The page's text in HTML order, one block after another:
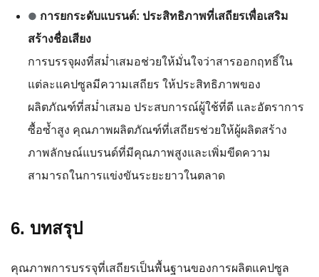
● การยกระดับแบรนด์: ประสิทธิภาพที่เสถียรเพื่อเสริม
สร้างชื่อเสียง
การบรรจุผงที่สม่ำเสมอช่วยให้มั่นใจว่าสารออกฤทธิ์ใน
แต่ละแคปซูลมีความเสถียร ให้ประสิทธิภาพของ
ผลิตภัณฑ์ที่สม่ำเสมอ ประสบการณ์ผู้ใช้ที่ดี และอัตราการ
ซื้อซ้ำสูง คุณภาพผลิตภัณฑ์ที่เสถียรช่วยให้ผู้ผลิตสร้าง
ภาพลักษณ์แบรนด์ที่มีคุณภาพสูงและเพิ่มขีดความ
สามารถในการแข่งขันระยะยาวในตลาด
6. บทสรุป
คุณภาพการบรรจุที่เสถียรเป็นพื้นฐานของการผลิตแคปซูล